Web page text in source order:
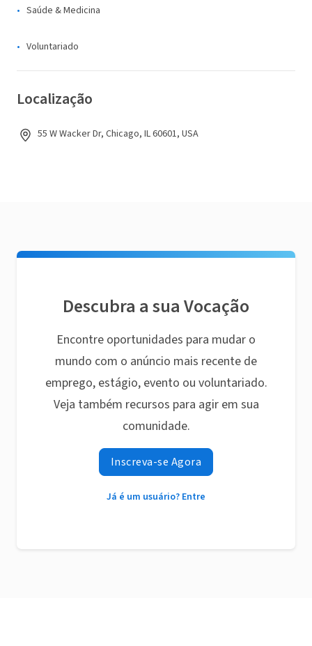
Saúde & Medicina
Voluntariado
Localização
55 W Wacker Dr, Chicago, IL 60601, USA
Descubra a sua Vocação
Encontre oportunidades para mudar o
mundo com o anúncio mais recente de
emprego, estágio, evento ou voluntariado.
Veja também recursos para agir em sua
comunidade.
Inscreva-se Agora
Já é um usuário? Entre